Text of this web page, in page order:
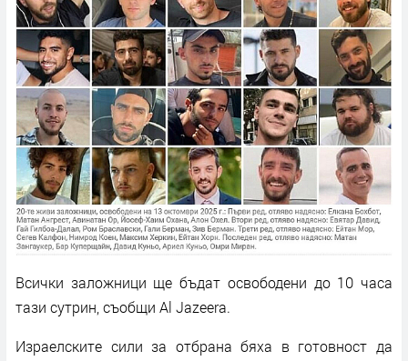
Всички заложници ще бъдат освободени до 10 часа
тази сутрин, съобщи Al Jazeera.
Израелските сили за отбрана бяха в готовност да